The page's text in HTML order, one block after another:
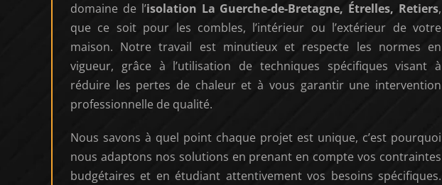
domaine de l’isolation La Guerche-de-Bretagne, Étrelles, Retiers,
que ce soit pour les combles, l’intérieur ou l’extérieur de votre
maison. Notre travail est minutieux et respecte les normes en
vigueur, grâce à l’utilisation de techniques spécifiques visant à
réduire les pertes de chaleur et à vous garantir une intervention
professionnelle de qualité.
Nous savons à quel point chaque projet est unique, c’est pourquoi
nous adaptons nos solutions en prenant en compte vos contraintes
budgétaires et en étudiant attentivement vos besoins spécifiques.